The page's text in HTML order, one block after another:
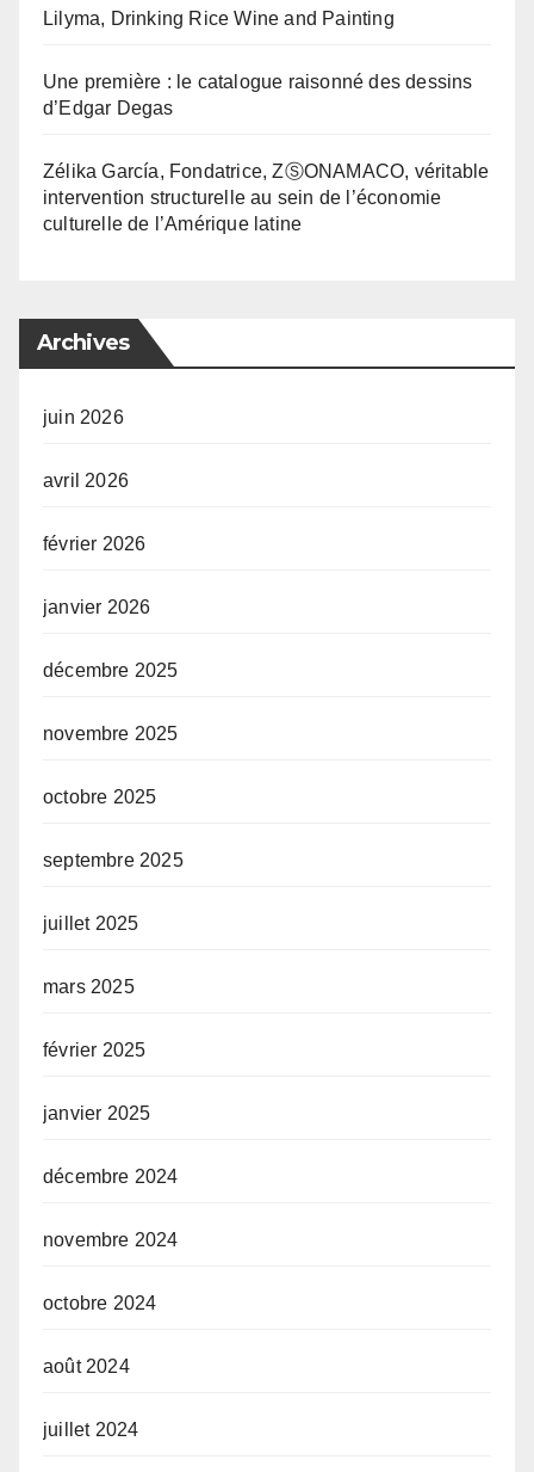
Lilyma, Drinking Rice Wine and Painting
Une première : le catalogue raisonné des dessins
d’Edgar Degas
Zélika García, Fondatrice, ZⓈONAMACO, véritable
intervention structurelle au sein de l’économie
culturelle de l’Amérique latine
Archives
juin 2026
avril 2026
février 2026
janvier 2026
décembre 2025
novembre 2025
octobre 2025
septembre 2025
juillet 2025
mars 2025
février 2025
janvier 2025
décembre 2024
novembre 2024
octobre 2024
août 2024
juillet 2024